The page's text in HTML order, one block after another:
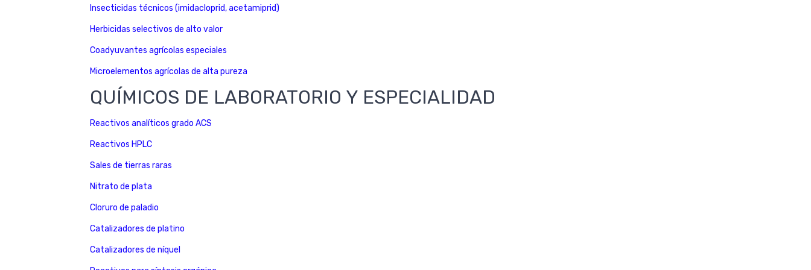
Insecticidas técnicos (imidacloprid, acetamiprid)
Herbicidas selectivos de alto valor
Coadyuvantes agrícolas especiales
Microelementos agrícolas de alta pureza
QUÍMICOS DE LABORATORIO Y ESPECIALIDAD
Reactivos analíticos grado ACS
Reactivos HPLC
Sales de tierras raras
Nitrato de plata
Cloruro de paladio
Catalizadores de platino
Catalizadores de níquel